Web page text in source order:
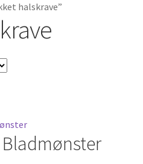
halskrave”